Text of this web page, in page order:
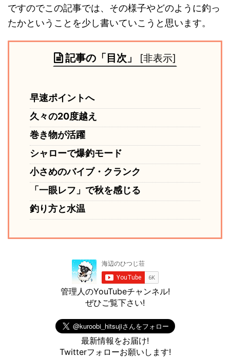
ですのでこの記事では、その様子やどのように釣っ
たかということを少し書いていこうと思います。
記事の「目次」 [非表示]
早速ポイントへ
久々の20度越え
巻き物が活躍
シャローで爆釣モード
小さめのバイブ・クランク
「一眼レフ」で秋を感じる
釣り方と水温
管理人のYouTubeチャンネル!
ぜひご覧下さい!
最新情報をお届け!
Twitterフォローお願いします!